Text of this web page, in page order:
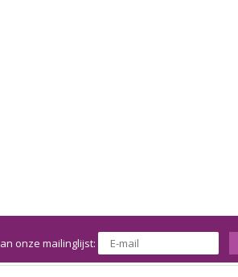
onze mailinglijst: